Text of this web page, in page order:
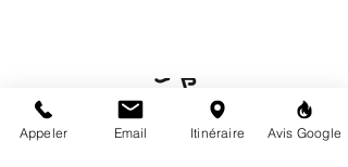
mardi au samedi
Appeler Email Itinéraire Avis Google